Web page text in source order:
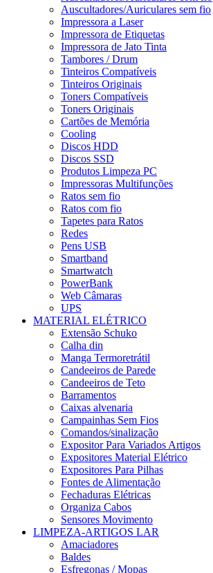
Auscultadores/Auriculares sem fio
Impressora a Laser
Impressora de Etiquetas
Impressora de Jato Tinta
Tambores / Drum
Tinteiros Compatíveis
Tinteiros Originais
Toners Compatíveis
Toners Originais
Cartões de Memória
Cooling
Discos HDD
Discos SSD
Produtos Limpeza PC
Impressoras Multifunções
Ratos sem fio
Ratos com fio
Tapetes para Ratos
Redes
Pens USB
Smartband
Smartwatch
PowerBank
Web Câmaras
UPS
MATERIAL ELÉTRICO
Extensão Schuko
Calha din
Manga Termoretrátil
Candeeiros de Parede
Candeeiros de Teto
Barramentos
Caixas alvenaria
Campainhas Sem Fios
Comandos/sinalização
Expositor Para Variados Artigos
Expositores Material Elétrico
Expositores Para Pilhas
Fontes de Alimentação
Fechaduras Elétricas
Organiza Cabos
Sensores Movimento
LIMPEZA-ARTIGOS LAR
Amaciadores
Baldes
Esfregonas / Mopas